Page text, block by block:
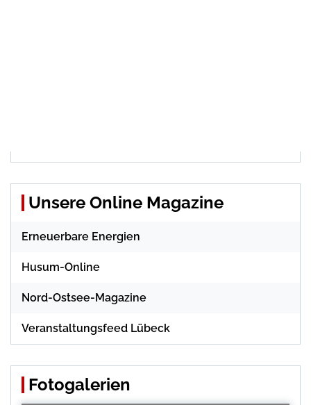
Unsere Online Magazine
Erneuerbare Energien
Husum-Online
Nord-Ostsee-Magazine
Veranstaltungsfeed Lübeck
Fotogalerien